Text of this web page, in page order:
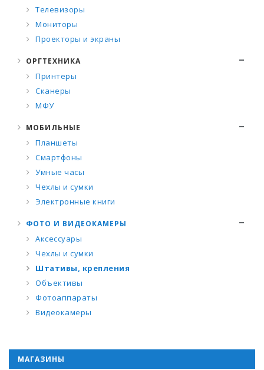
Телевизоры
Мониторы
Проекторы и экраны
ОРГТЕХНИКА
Принтеры
Сканеры
МФУ
МОБИЛЬНЫЕ
Планшеты
Смартфоны
Умные часы
Чехлы и сумки
Электронные книги
ФОТО И ВИДЕОКАМЕРЫ
Аксессуары
Чехлы и сумки
Штативы, крепления
Объективы
Фотоаппараты
Видеокамеры
МАГАЗИНЫ